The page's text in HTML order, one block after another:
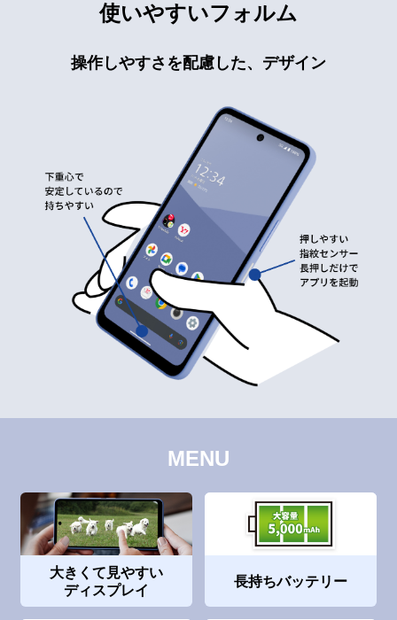
使いやすいフォルム
操作しやすさを配慮した、デザイン
MENU
大きくて見やすい
ディスプレイ
長持ちバッテリー